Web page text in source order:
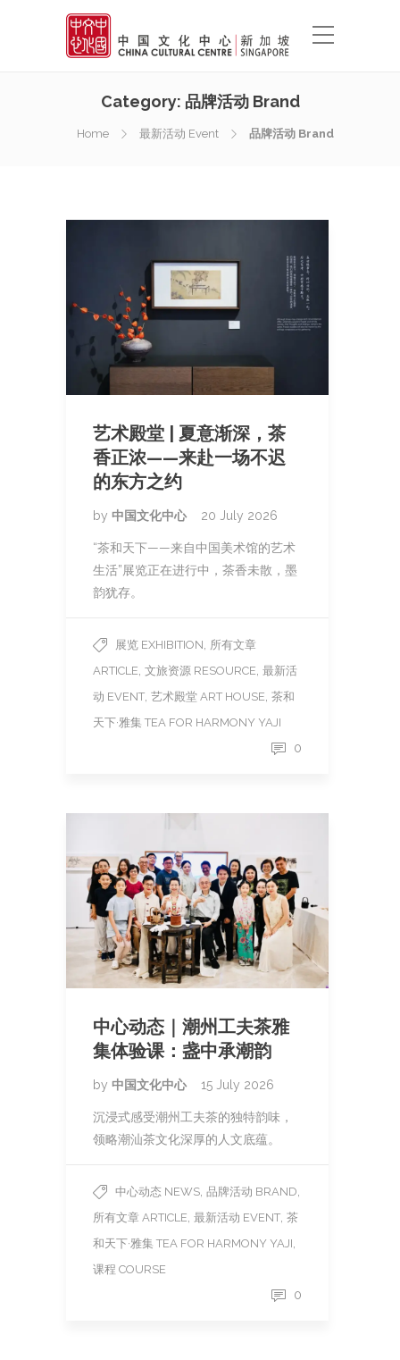
Category: 品牌活动 Brand
Home 最新活动 Event 品牌活动 Brand
艺术殿堂 | 夏意渐深，茶
香正浓——来赴一场不迟
的东方之约
by 中国文化中心 20 July 2026
“茶和天下——来自中国美术馆的艺术
生活”展览正在进行中，茶香未散，墨
韵犹存。
展览 EXHIBITION, 所有文章
ARTICLE, 文旅资源 RESOURCE, 最新活
动 EVENT, 艺术殿堂 ART HOUSE, 茶和
天下·雅集 TEA FOR HARMONY YAJI
0
中心动态｜潮州工夫茶雅
集体验课：盏中承潮韵
by 中国文化中心 15 July 2026
沉浸式感受潮州工夫茶的独特韵味，
领略潮汕茶文化深厚的人文底蕴。
中心动态 NEWS, 品牌活动 BRAND,
所有文章 ARTICLE, 最新活动 EVENT, 茶
和天下·雅集 TEA FOR HARMONY YAJI,
课程 COURSE
0